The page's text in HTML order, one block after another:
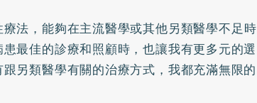
法，能夠在主流醫學或其他另類醫學不足時
最佳的診療和照顧時，也讓我有更多元的選
另類醫學有關的治療方式，我都充滿無限的